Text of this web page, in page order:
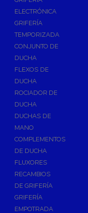
Accesorios y
Baterias y
Bombas
Bombas
Bombas de
Bombas de
Desagües
Válvulas de
Válvulas para
Sifones
Sumideros y
Accesorios para
Flotadores y Boyas
ELECTRÓNICA
GRIFERÍA
TEMPORIZADA
CONJUNTO DE
DUCHA
FLEXOS DE
DUCHA
ROCIADOR DE
DUCHA
DUCHAS DE
MANO
COMPLEMENTOS
DE DUCHA
FLUXORES
RECAMBIOS
DE GRIFERÍA
GRIFERÍA
EMPOTRADA